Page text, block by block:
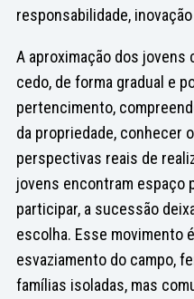
responsabilidade,
A aproximação dos jovens
cedo, de forma gradual e
pertencimento,
da propriedade, conhecer
perspectivas reais de
jovens encontram espaço
participar, a sucessão
escolha. Esse movimento
esvaziamento do campo,
famílias isoladas, mas